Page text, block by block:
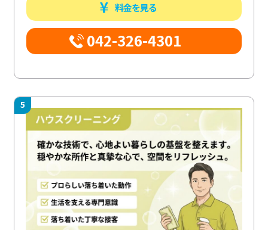
料金を見る
042-326-4301
5